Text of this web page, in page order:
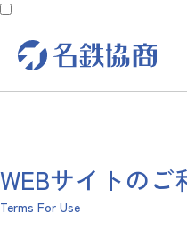
WEBサイトのご
Terms For Use